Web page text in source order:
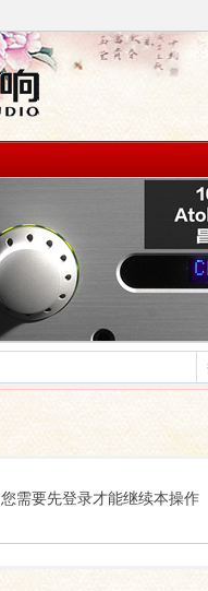
您需要先登录才能继续本操作